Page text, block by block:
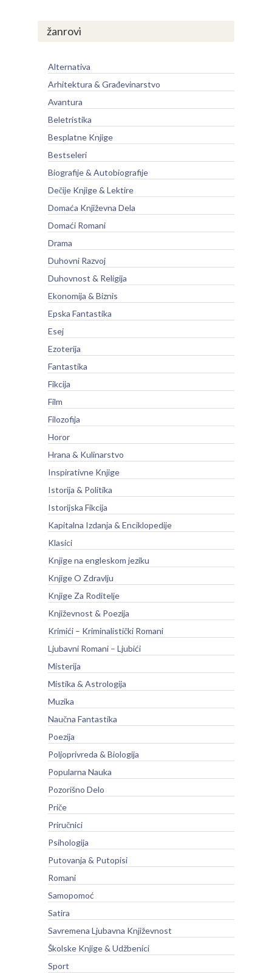
žanrovi
Alternativa
Arhitektura & Građevinarstvo
Avantura
Beletristika
Besplatne Knjige
Bestseleri
Biografije & Autobiografije
Dečije Knjige & Lektire
Domaća Književna Dela
Domaći Romani
Drama
Duhovni Razvoj
Duhovnost & Religija
Ekonomija & Biznis
Epska Fantastika
Esej
Ezoterija
Fantastika
Fikcija
Film
Filozofija
Horor
Hrana & Kulinarstvo
Inspirativne Knjige
Istorija & Politika
Istorijska Fikcija
Kapitalna Izdanja & Enciklopedije
Klasici
Knjige na engleskom jeziku
Knjige O Zdravlju
Knjige Za Roditelje
Književnost & Poezija
Krimići – Kriminalistički Romani
Ljubavni Romani – Ljubići
Misterija
Mistika & Astrologija
Muzika
Naučna Fantastika
Poezija
Poljoprivreda & Biologija
Popularna Nauka
Pozorišno Delo
Priče
Priručnici
Psihologija
Putovanja & Putopisi
Romani
Samopomoć
Satira
Savremena Ljubavna Književnost
Školske Knjige & Udžbenici
Sport